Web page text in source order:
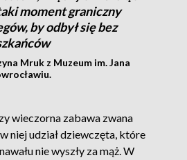
moment graniczny
by odbył się bez
Mruk z Muzeum im. Jana
wieczorna zabawa zwana
niej udział dziewczęta, które
nie wyszły za mąż. W